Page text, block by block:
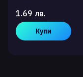
1.69 лв.
Купи